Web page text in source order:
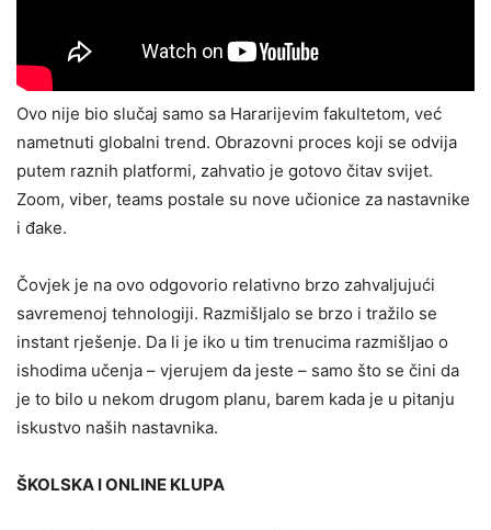
Ovo nije bio slučaj samo sa Hararijevim fakultetom, već
nametnuti globalni trend. Obrazovni proces koji se odvija
putem raznih platformi, zahvatio je gotovo čitav svijet.
Zoom, viber, teams postale su nove učionice za nastavnike
i đake.
Čovjek je na ovo odgovorio relativno brzo zahvaljujući
savremenoj tehnologiji. Razmišljalo se brzo i tražilo se
instant rješenje. Da li je iko u tim trenucima razmišljao o
ishodima učenja – vjerujem da jeste – samo što se čini da
je to bilo u nekom drugom planu, barem kada je u pitanju
iskustvo naših nastavnika.
ŠKOLSKA I ONLINE KLUPA